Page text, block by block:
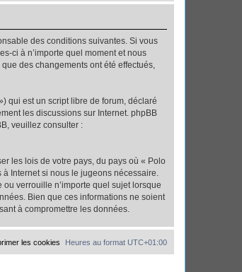
des conditions suivantes. Si vous
ci à n’importe quel moment et nous
des changements ont été effectués,
qui est un script libre de forum, déclaré
les discussions sur Internet. phpBB
veuillez consulter :
les lois de votre pays, du pays où « Polo
Internet si nous le jugeons nécessaire.
verrouille n’importe quel sujet lorsque
Bien que ces informations ne soient
à compromettre les données.
Heures au format UTC+01:00
les cookies